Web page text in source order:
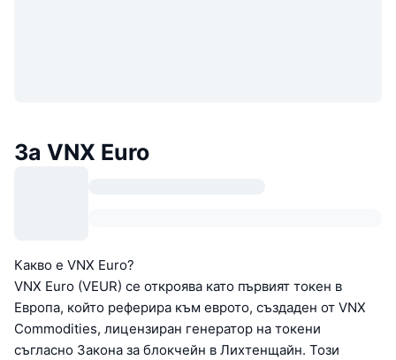
За VNX Euro
Какво е VNX Euro?
VNX Euro (VEUR) се откроява като първият токен в
Европа, който реферира към еврото, създаден от VNX
Commodities, лицензиран генератор на токени
съгласно Закона за блокчейн в Лихтенщайн. Този